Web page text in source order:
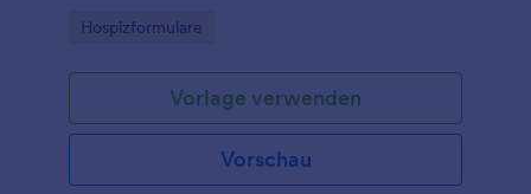
Übergaben zu dokumentieren und Formular-
Go to Category:
Hospizformulare
Vorlage verwenden
Vorschau